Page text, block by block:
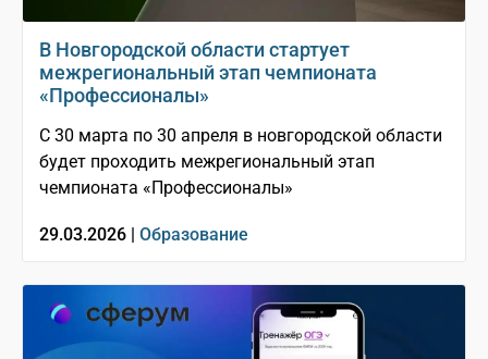
В Новгородской области стартует
межрегиональный этап чемпионата
«Профессионалы»
С 30 марта по 30 апреля в новгородской области
будет проходить межрегиональный этап
чемпионата «Профессионалы»
29.03.2026 | Образование